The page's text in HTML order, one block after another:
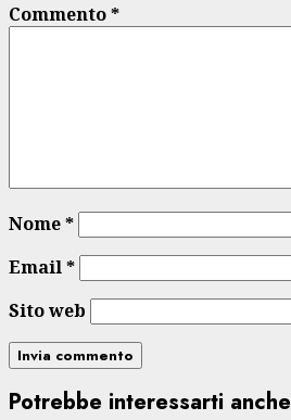
Commento*
Nome*
Email*
Sito web
Potrebbe interessarti anche